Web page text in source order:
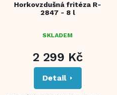
Horkovzdušná fritéza R-
2847 - 8 l
SKLADEM
2 299 Kč
Detail